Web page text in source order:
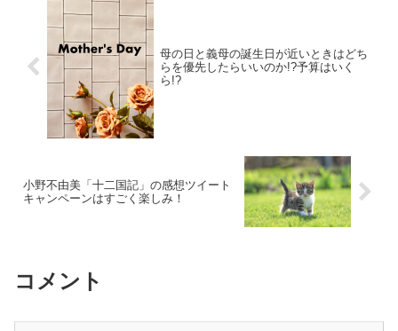
母の日と義母の誕生日が近いときはどち
らを優先したらいいのか!?予算はいく
ら!?
小野不由美「十二国記」の感想ツイート
キャンペーンはすごく楽しみ！
コメント